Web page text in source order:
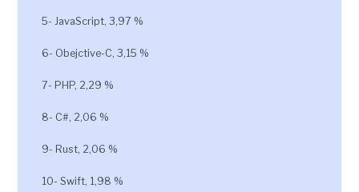
5- JavaScript, 3,97 %
6- Obejctive-C, 3,15 %
7- PHP, 2,29 %
8- C#, 2,06 %
9- Rust, 2,06 %
10- Swift, 1,98 %